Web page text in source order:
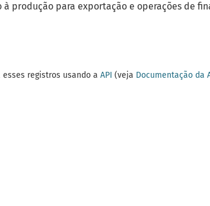
à produção para exportação e operações de
registros usando a API (veja Documentação da